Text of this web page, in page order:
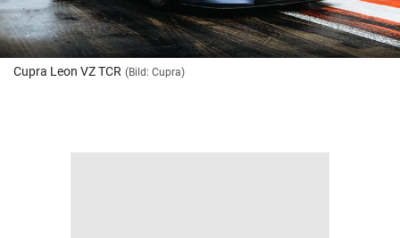
Cupra Leon VZ TCR (Bild: Cupra)